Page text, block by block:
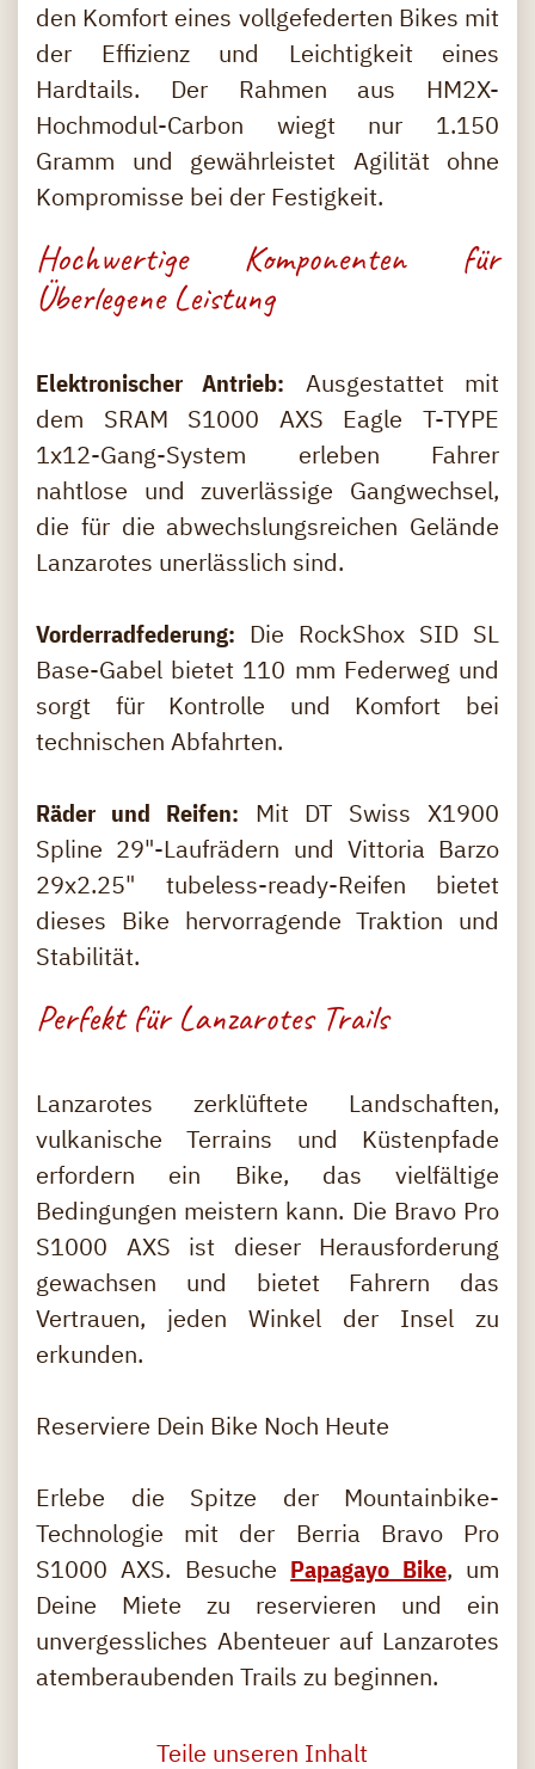
den Komfort eines vollgefederten Bikes mit
der Effizienz und Leichtigkeit eines
Hardtails. Der Rahmen aus HM2X-
Hochmodul-Carbon wiegt nur 1.150
Gramm und gewährleistet Agilität ohne
Kompromisse bei der Festigkeit.
Hochwertige Komponenten für
Überlegene Leistung
Elektronischer Antrieb: Ausgestattet mit
dem SRAM S1000 AXS Eagle T-TYPE
1x12-Gang-System erleben Fahrer
nahtlose und zuverlässige Gangwechsel,
die für die abwechslungsreichen Gelände
Lanzarotes unerlässlich sind.
Vorderradfederung: Die RockShox SID SL
Base-Gabel bietet 110 mm Federweg und
sorgt für Kontrolle und Komfort bei
technischen Abfahrten.
Räder und Reifen: Mit DT Swiss X1900
Spline 29"-Laufrädern und Vittoria Barzo
29x2.25" tubeless-ready-Reifen bietet
dieses Bike hervorragende Traktion und
Stabilität.
Perfekt für Lanzarotes Trails
Lanzarotes zerklüftete Landschaften,
vulkanische Terrains und Küstenpfade
erfordern ein Bike, das vielfältige
Bedingungen meistern kann. Die Bravo Pro
S1000 AXS ist dieser Herausforderung
gewachsen und bietet Fahrern das
Vertrauen, jeden Winkel der Insel zu
erkunden.
Reserviere Dein Bike Noch Heute
Erlebe die Spitze der Mountainbike-
Technologie mit der Berria Bravo Pro
S1000 AXS. Besuche Papagayo Bike, um
Deine Miete zu reservieren und ein
unvergessliches Abenteuer auf Lanzarotes
atemberaubenden Trails zu beginnen.
Teile unseren Inhalt